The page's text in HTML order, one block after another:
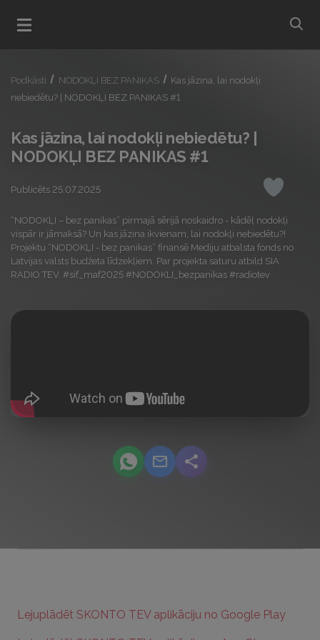
Atvert menu
Podkāsti NODOKĻI BEZ PANIKAS
Kas jāzina, lai nodokļi
nebiedētu? | NODOKĻI BEZ PANIKAS #1
Kas jāzina, lai nodokļi nebiedētu? |
NODOKĻI BEZ PANIKAS #1
Publicēts 25.07.2025 Iepatikas
“NODOKĻI – bez panikas” pirmajā sērijā noskaidro - kādēļ nodokļi
vispār ir jāmaksā? Un kas jāzina ikvienam, lai nodokļi nebiedētu?!
Projektu “NODOKĻI - bez panikas” finansē Mediju atbalsta fonds no
Latvijas valsts budžeta līdzekļiem. Par projekta saturu atbild SIA
RADIO TEV. #sif_maf2025 #NODOKLI_bezpanikas #radiotev
podcast.share-title WhatsApp
podcast.share-title Email
podcast.share-title
Lejuplādēt SKONTO TEV aplikāciju no Google Play